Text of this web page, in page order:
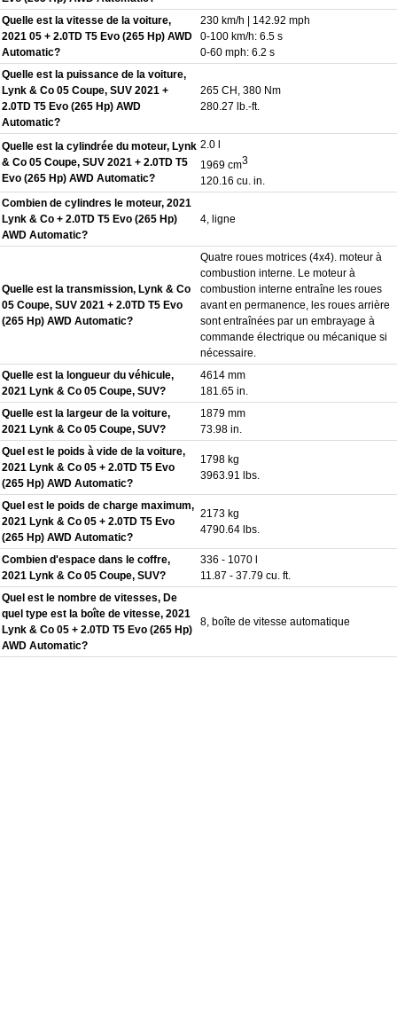
Quelle est la vitesse de la voiture,
2021 05 + 2.0TD T5 Evo (265 Hp) AWD
Automatic?
230 km/h | 142.92 mph
0-100 km/h: 6.5 s
0-60 mph: 6.2 s
Quelle est la puissance de la voiture,
Lynk & Co 05 Coupe, SUV 2021 +
2.0TD T5 Evo (265 Hp) AWD
Automatic?
265 CH, 380 Nm
280.27 lb.-ft.
Quelle est la cylindrée du moteur, Lynk
& Co 05 Coupe, SUV 2021 + 2.0TD T5
Evo (265 Hp) AWD Automatic?
2.0 l
1969 cm3
120.16 cu. in.
Combien de cylindres le moteur, 2021
Lynk & Co + 2.0TD T5 Evo (265 Hp)
AWD Automatic?
4, ligne
Quelle est la transmission, Lynk & Co
05 Coupe, SUV 2021 + 2.0TD T5 Evo
(265 Hp) AWD Automatic?
Quatre roues motrices (4x4). moteur à
combustion interne. Le moteur à
combustion interne entraîne les roues
avant en permanence, les roues arrière
sont entraînées par un embrayage à
commande électrique ou mécanique si
nécessaire.
Quelle est la longueur du véhicule,
2021 Lynk & Co 05 Coupe, SUV?
4614 mm
181.65 in.
Quelle est la largeur de la voiture,
2021 Lynk & Co 05 Coupe, SUV?
1879 mm
73.98 in.
Quel est le poids à vide de la voiture,
2021 Lynk & Co 05 + 2.0TD T5 Evo
(265 Hp) AWD Automatic?
1798 kg
3963.91 lbs.
Quel est le poids de charge maximum,
2021 Lynk & Co 05 + 2.0TD T5 Evo
(265 Hp) AWD Automatic?
2173 kg
4790.64 lbs.
Combien d'espace dans le coffre,
2021 Lynk & Co 05 Coupe, SUV?
336 - 1070 l
11.87 - 37.79 cu. ft.
Quel est le nombre de vitesses, De
quel type est la boîte de vitesse, 2021
Lynk & Co 05 + 2.0TD T5 Evo (265 Hp)
AWD Automatic?
8, boîte de vitesse automatique